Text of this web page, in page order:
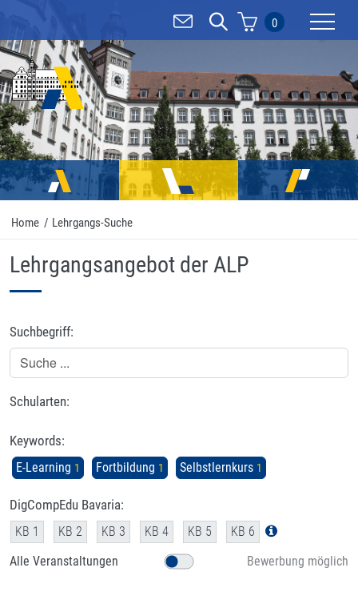
0
Home / Lehrgangs-Suche
Lehrgangsangebot der ALP
Suchbegriff:
Schularten:
Keywords:
E-Learning 1 Fortbildung 1 Selbstlernkurs 1
DigCompEdu Bavaria:
KB 1 KB 2 KB 3 KB 4 KB 5
KB 6
Alle Veranstaltungen
Bewerbung möglich